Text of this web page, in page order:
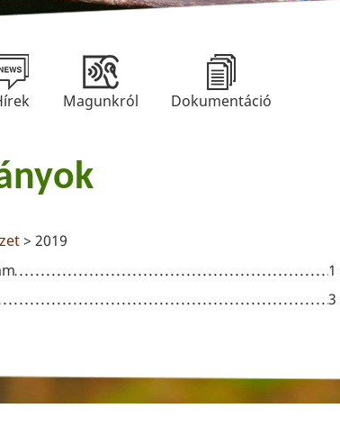
Magunkról Dokumentáció
> 2019
1
3